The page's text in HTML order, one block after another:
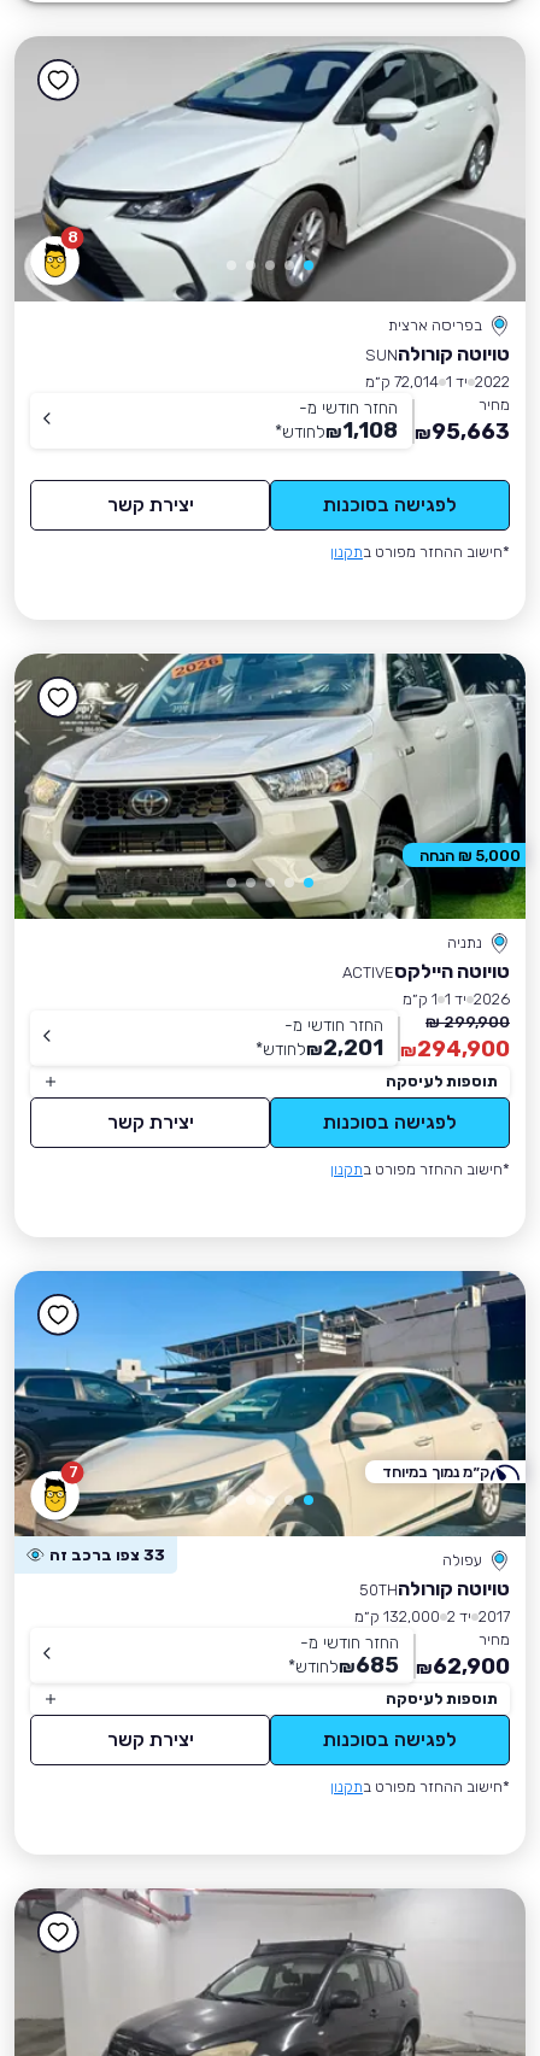
8
בפריסה ארצית
טויוטה קורולהSUN
2022 יד 1
72,014 ק״מ
מחיר
95,663
₪
החזר חודשי מ-
1,108
₪לחודש*
לפגישה בסוכנות יצירת קשר
*חישוב ההחזר מפורט בתקנון
נתניה
טויוטה היילקסACTIVE
2026 יד 1
1 ק״מ
299,900 ₪
294,900
₪
החזר חודשי מ-
2,201
₪לחודש*
תוספות לעיסקה
לפגישה בסוכנות יצירת קשר
*חישוב ההחזר מפורט בתקנון
5,000 ₪ הנחה
7
עפולה 33 צפו ברכב זה
טויוטה קורולה50TH
2017 יד 2
132,000 ק״מ
מחיר
62,900
₪
החזר חודשי מ-
685
₪לחודש*
תוספות לעיסקה
לפגישה בסוכנות יצירת קשר
*חישוב ההחזר מפורט בתקנון
ק״מ נמוך במיוחד